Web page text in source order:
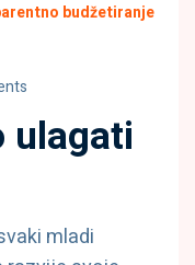
budžetiranje
ulagati
mladi